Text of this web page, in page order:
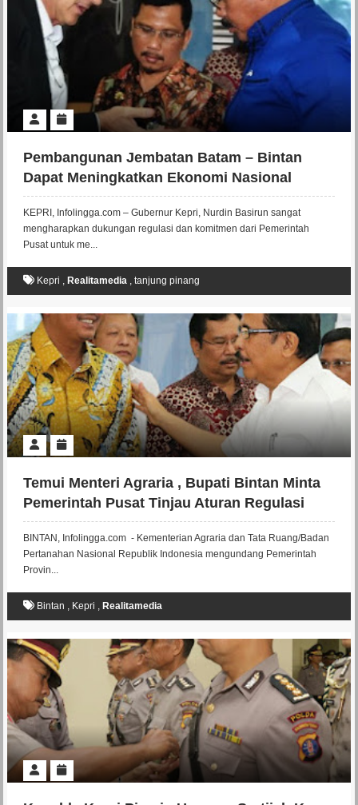
Pembangunan Jembatan Batam – Bintan
Dapat Meningkatkan Ekonomi Nasional
KEPRI, Infolingga.com – Gubernur Kepri, Nurdin Basirun sangat
mengharapkan dukungan regulasi dan komitmen dari Pemerintah
Pusat untuk me...
Kepri , Realitamedia, tanjung pinang
Temui Menteri Agraria , Bupati Bintan Minta
Pemerintah Pusat Tinjau Aturan Regulasi
Hambat Investasi di Bintan.
BINTAN, Infolingga.com - Kementerian Agraria dan Tata Ruang/Badan
Pertanahan Nasional Republik Indonesia mengundang Pemerintah
Provin...
Bintan , Kepri , Realitamedia